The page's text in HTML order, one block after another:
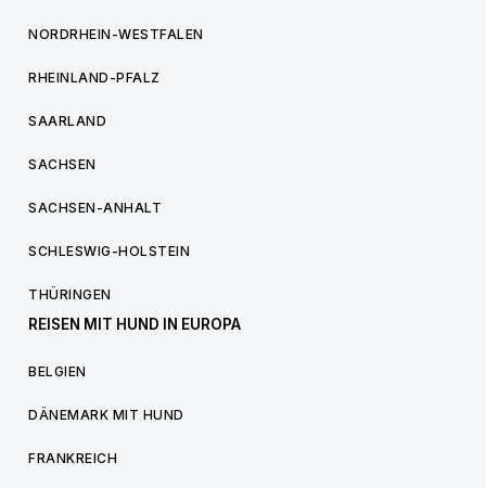
NORDRHEIN-WESTFALEN
RHEINLAND-PFALZ
SAARLAND
SACHSEN
SACHSEN-ANHALT
SCHLESWIG-HOLSTEIN
THÜRINGEN
REISEN MIT HUND IN EUROPA
BELGIEN
DÄNEMARK MIT HUND
FRANKREICH